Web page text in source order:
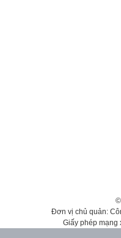
Đơn vị chủ quản:
Giấy phép mạng